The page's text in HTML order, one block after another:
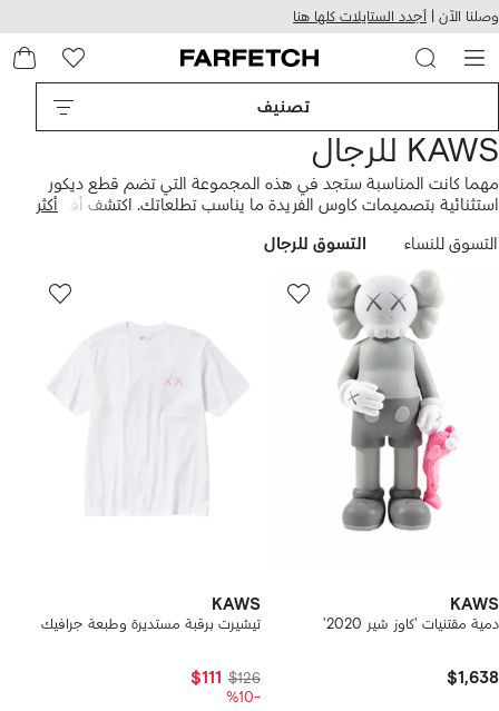
التخطي
للمحتوى
الرئيسي
وصلنا الآن | أجدد الستايلات كلها هنا
تصنيف
KAWS للرجال
مهما كانت المناسبة ستجد في هذه المجموعة التي تضم قطع ديكور
استثنائية بتصميمات كاوس الفريدة ما يناسب تطلعاتك. اكتشف أفضل
دمية "كاوس وات بارتي"، أو دمية "كاوس غون" التي ليس لها مثيل لتبهر
الجميع باختياراتك.
أكثر
التسوق للنساء
التسوق للرجال
KAWS
دمية مقتنيات 'كاوز شير 2020'
$1,638
KAWS
تيشيرت برقبة مستديرة وطبعة جرافيك
$126
$111
-%10